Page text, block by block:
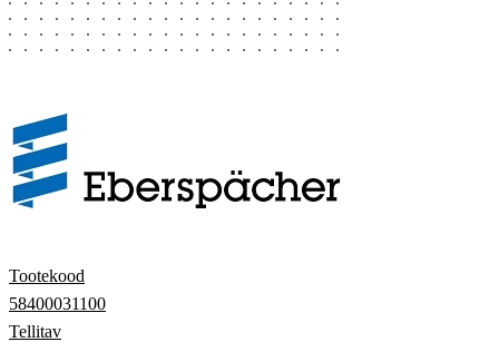
Tootekood
58400031100
Tellitav